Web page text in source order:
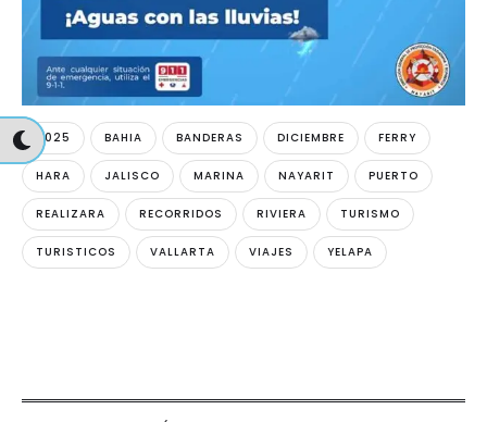
2025 BAHIA BANDERAS DICIEMBRE FERRY
HARA JALISCO MARINA NAYARIT PUERTO
REALIZARA RECORRIDOS RIVIERA TURISMO
TURISTICOS VALLARTA VIAJES YELAPA